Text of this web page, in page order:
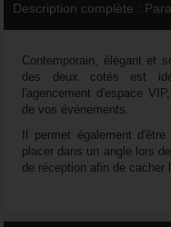
Description complète :
Contemporain, élégant et
des deux cotés est
l'agencement d'espace
de vos événements.
Il permet également
placer dans un angle lors
de réception afin de cacher